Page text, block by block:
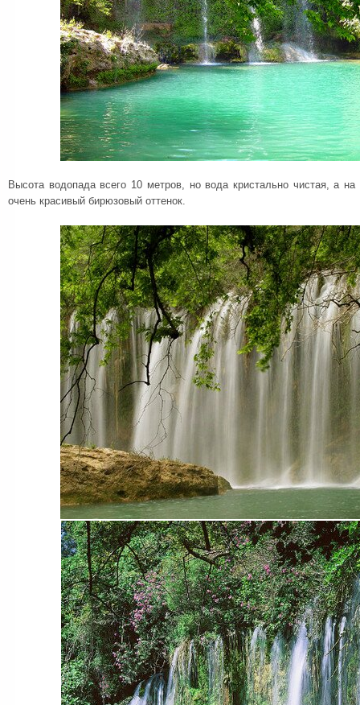
Высота водопада всего 10 метров, но вода кристально чистая, а на
очень красивый бирюзовый оттенок.